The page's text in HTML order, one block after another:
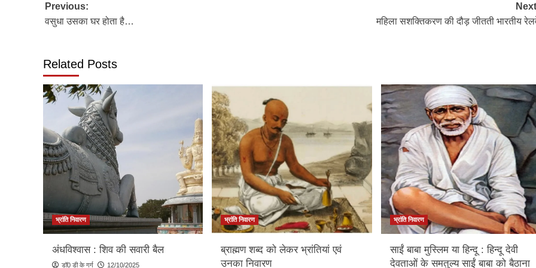
Post
navigation
Previous:
वसुधा उसका घर होता है…
महिला सशक्तिकरण की दौड़ जीतती भारतीय
Related Posts
भ्रांति निवारण
अंधविश्वास : शिव की सवारी बैल
डॉ0 डी के गर्ग 12/10/2025
भ्रांति निवारण
ब्राह्मण शब्द को लेकर भ्रांतियां एवं
उनका निवारण
भ्रांति निवारण
साईं बाबा मुस्लिम या हिन्दू : हिन्दू देवी
देवताओं के समतुल्य साईं बाबा को बैठाना